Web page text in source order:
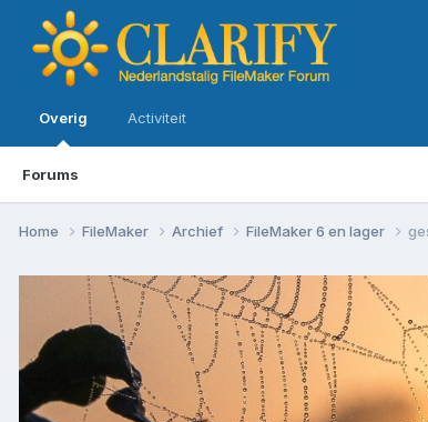
Overig
Forums
Activiteit
Home FileMaker Archief FileMaker 6 en lager